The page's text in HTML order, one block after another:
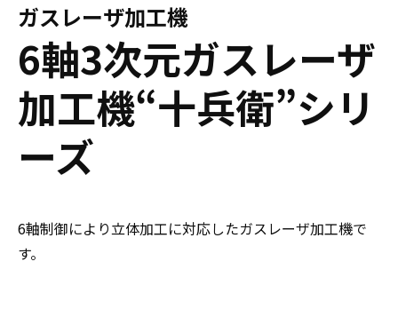
ガスレーザ加工機
6軸3次元ガスレーザ
加工機“十兵衛”シリ
ーズ
6軸制御により立体加工に対応したガスレーザ加工機で
す。